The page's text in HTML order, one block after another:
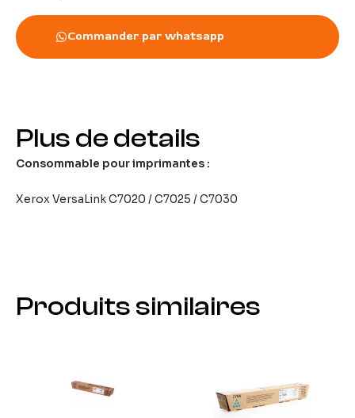
Commander par whatsapp
Plus de details
Consommable pour imprimantes :
Xerox VersaLink C7020 / C7025 / C7030
Produits similaires